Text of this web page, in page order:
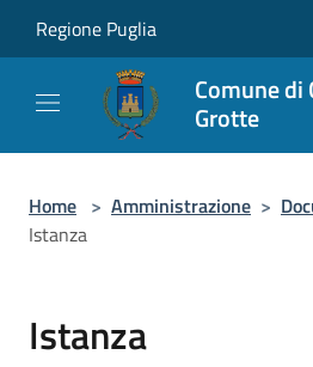
Regione Puglia
Comune di
Grotte
Home > Amministrazione >
Istanza
Istanza